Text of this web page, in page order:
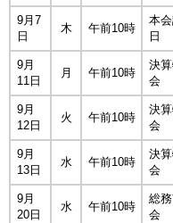
9月7
日
木 午前10時
本
日
9月
11日
月 午前10時
決
会
9月
12日
火 午前10時
決
会
9月
13日
水 午前10時
決
会
9月
20日
水 午前10時
総
会